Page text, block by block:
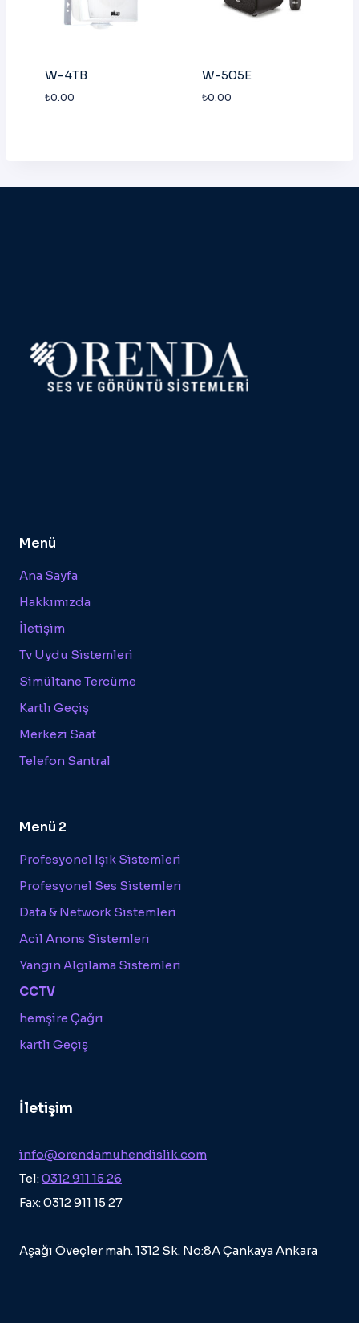
W-4TB
₺0.00
W-505E
₺0.00
Menü
Ana Sayfa
Hakkımızda
İletişim
Tv Uydu Sistemleri
Simültane Tercüme
Kartlı Geçiş
Merkezi Saat
Telefon Santral
Menü 2
Profesyonel Işık Sistemleri
Profesyonel Ses Sistemleri
Data & Network Sistemleri
Acil Anons Sistemleri
Yangın Algılama Sistemleri
CCTV
hemşire Çağrı
kartlı Geçiş
İletişim
info@orendamuhendislik.com
Tel:0312 911 15 26
Fax: 0312 911 15 27
Aşağı Öveçler mah. 1312 Sk. No:8A Çankaya Ankara